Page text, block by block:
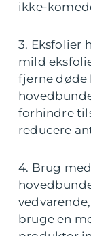
ikke-
3. Eksfolier
mild
fjerne døde
forhindre
reducere
4. Brug
bruge en